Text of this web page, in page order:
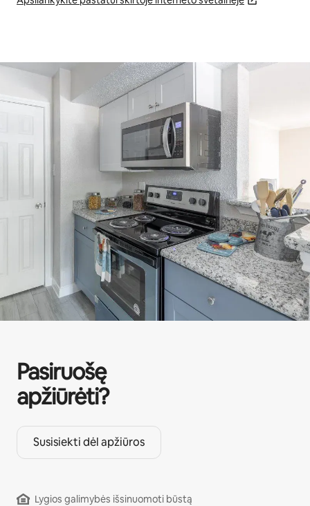
Pasiruošę
apžiūrėti?
Susisiekti dėl apžiūros
Lygios galimybės išsinuomoti būstą